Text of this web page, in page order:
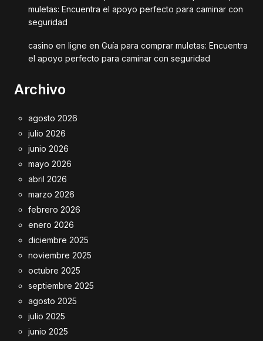
muletas: Encuentra el apoyo perfecto para caminar con
seguridad
casino en ligne en Guía para comprar muletas: Encuentra
el apoyo perfecto para caminar con seguridad
Archivo
agosto 2026
julio 2026
junio 2026
mayo 2026
abril 2026
marzo 2026
febrero 2026
enero 2026
diciembre 2025
noviembre 2025
octubre 2025
septiembre 2025
agosto 2025
julio 2025
junio 2025